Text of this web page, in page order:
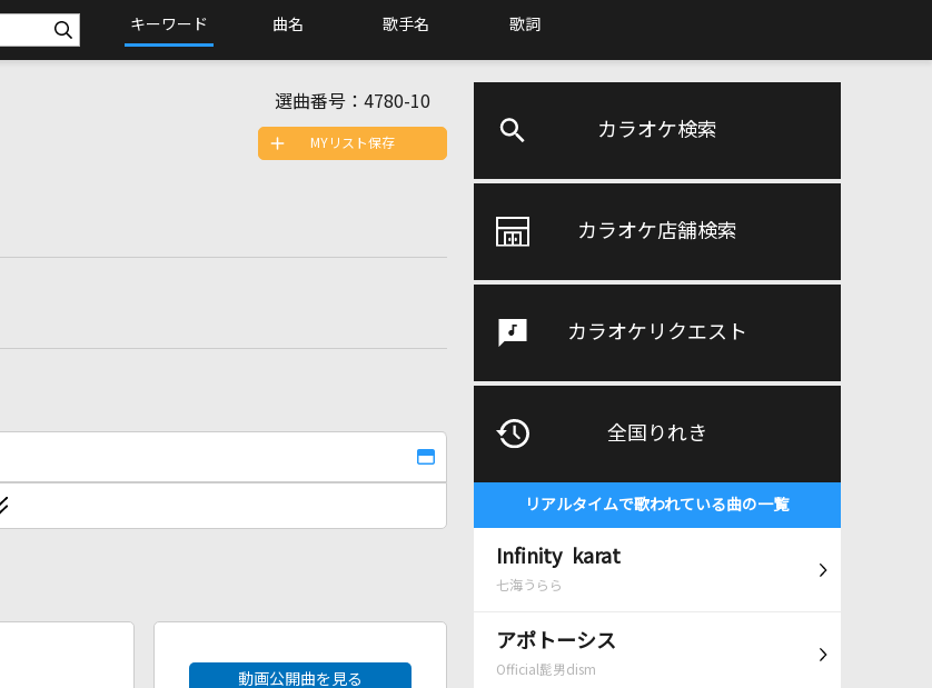
キーワード 曲名 歌手名 歌詞
カラオケ検索
カラオケ店舗検索
カラオケリクエスト
全国りれき
リアルタイムで歌われている曲の一覧
Infinity karat
七海うらら
アポトーシス
Official髭男dism
選曲番号： 4780-10
MYリスト保存
動画公開曲を見る